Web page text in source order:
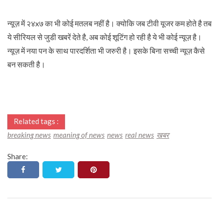
न्यूज़ में २४x७ का भी कोई मतलब नहीं है। क्योकि जब टीवी यूजर कम होते है तब
ये सीरियल से जुडी खबरें देते है, अब कोई शूटिंग हो रही है ये भी कोई न्यूज़ है।
न्यूज़ में नया पन के साथ पारदर्शिता भी जरुरी है। इसके बिना सच्ची न्यूज़ कैसे
बन सकती है।
Related tags :
breaking news meaning of news news real news खबर
Share: